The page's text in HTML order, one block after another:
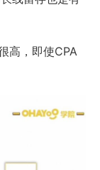
高，即使CPA